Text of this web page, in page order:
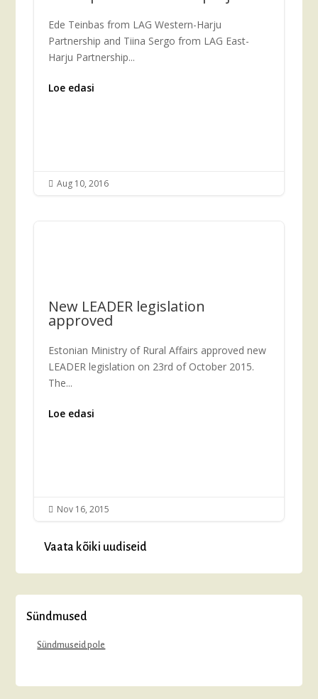
Ede Teinbas from LAG Western-Harju
Partnership and Tiina Sergo from LAG East-
Harju Partnership...
Loe edasi
 Aug 10, 2016
New LEADER legislation
approved
Estonian Ministry of Rural Affairs approved new
LEADER legislation on 23rd of October 2015.
The...
Loe edasi
 Nov 16, 2015
Vaata kõiki uudiseid
Sündmused
Sündmuseid pole